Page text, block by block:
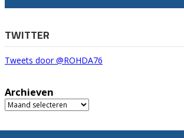
TWITTER
Tweets door @ROHDA76
Archieven
Archieven